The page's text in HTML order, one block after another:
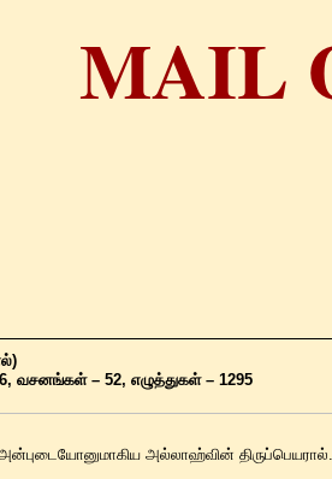
MAIL
வசனங்கள் – 52, எழுத்துகள் – 1295
அல்லாஹ்வின்